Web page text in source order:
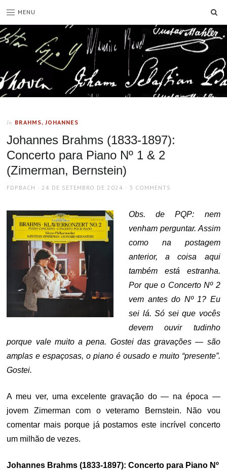
MENU
In BRAHMS, JOHANNES
Johannes Brahms (1833-1897):
Concerto para Piano Nº 1 & 2
(Zimerman, Bernstein)
AUTHOR
FDPBACH
POSTED
24 DE SETEMBRO DE 2024 3 COMMENTS
Obs. de PQP: nem
venham perguntar. Assim
como na postagem
anterior, a coisa aqui
também está estranha.
Por que o Concerto Nº 2
vem antes do Nº 1? Eu
sei lá. Só sei que vocês
devem ouvir tudinho
porque vale muito a pena. Gostei das gravações — são
amplas e espaçosas, o piano é ousado e muito “presente”.
Gostei.
A meu ver, uma excelente gravação do — na época —
jovem Zimerman com o veteramo Bernstein. Não vou
comentar mais porque já postamos este incrível concerto
um milhão de vezes.
Johannes Brahms (1833-1897): Concerto para Piano Nº